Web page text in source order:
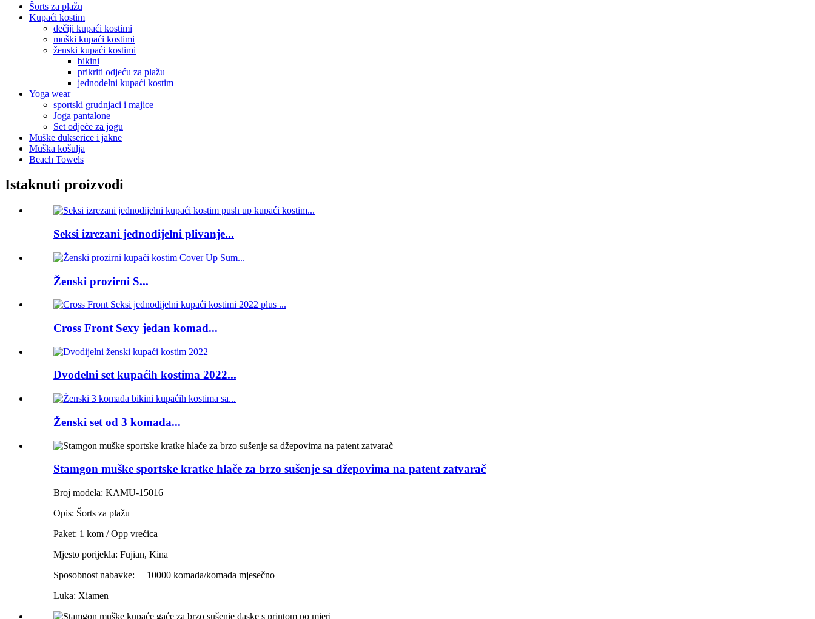
Šorts za plažu
Kupaći kostim
dečiji kupaći kostimi
muški kupaći kostimi
ženski kupaći kostimi
bikini
prikriti odjeću za plažu
jednodelni kupaći kostim
Yoga wear
sportski grudnjaci i majice
Joga pantalone
Set odjeće za jogu
Muške dukserice i jakne
Muška košulja
Beach Towels
Istaknuti proizvodi
Seksi izrezani jednodijelni plivanje...
Ženski prozirni S...
Cross Front Sexy jedan komad...
Dvodelni set kupaćih kostima 2022...
Ženski set od 3 komada...
Stamgon muške sportske kratke hlače za brzo sušenje sa džepovima na patent zatvarač
Broj modela: KAMU-15016
Opis: Šorts za plažu
Paket: 1 kom / Opp vrećica
Mjesto porijekla: Fujian, Kina
Sposobnost nabavke:
10000 komada/komada mjesečno
Luka: Xiamen